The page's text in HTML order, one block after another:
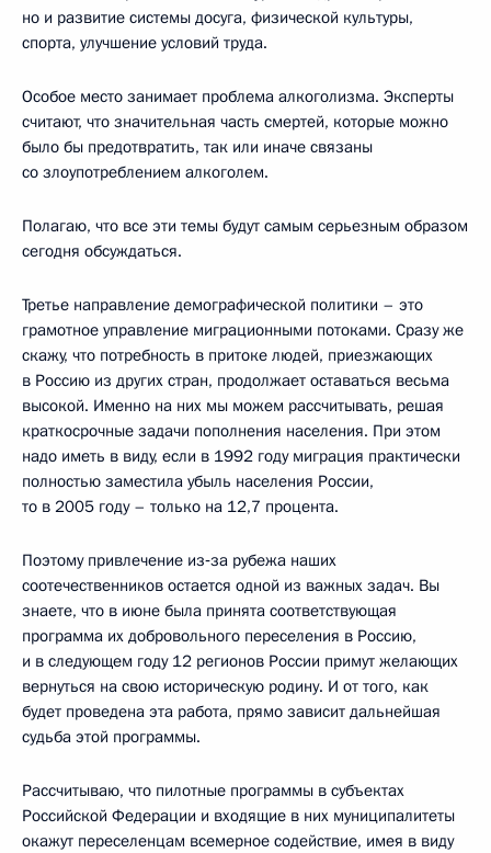
но и развитие системы досуга, физической культуры,
спорта, улучшение условий труда.
Особое место занимает проблема алкоголизма. Эксперты
считают, что значительная часть смертей, которые можно
было бы предотвратить, так или иначе связаны
со злоупотреблением алкоголем.
Полагаю, что все эти темы будут самым серьезным образом
сегодня обсуждаться.
Третье направление демографической политики – это
грамотное управление миграционными потоками. Сразу же
скажу, что потребность в притоке людей, приезжающих
в Россию из других стран, продолжает оставаться весьма
высокой. Именно на них мы можем рассчитывать, решая
краткосрочные задачи пополнения населения. При этом
надо иметь в виду, если в 1992 году миграция практически
полностью заместила убыль населения России,
то в 2005 году – только на 12,7 процента.
Поэтому привлечение из‑за рубежа наших
соотечественников остается одной из важных задач. Вы
знаете, что в июне была принята соответствующая
программа их добровольного переселения в Россию,
и в следующем году 12 регионов России примут желающих
вернуться на свою историческую родину. И от того, как
будет проведена эта работа, прямо зависит дальнейшая
судьба этой программы.
Рассчитываю, что пилотные программы в субъектах
Российской Федерации и входящие в них муниципалитеты
окажут переселенцам всемерное содействие, имея в виду